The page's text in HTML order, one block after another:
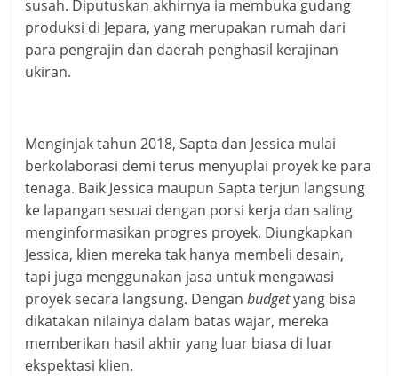
susah. Diputuskan akhirnya ia membuka gudang
produksi di Jepara, yang merupakan rumah dari
para pengrajin dan daerah penghasil kerajinan
ukiran.
Menginjak tahun 2018, Sapta dan Jessica mulai
berkolaborasi demi terus menyuplai proyek ke para
tenaga. Baik Jessica maupun Sapta terjun langsung
ke lapangan sesuai dengan porsi kerja dan saling
menginformasikan progres proyek. Diungkapkan
Jessica, klien mereka tak hanya membeli desain,
tapi juga menggunakan jasa untuk mengawasi
proyek secara langsung. Denganbudgetyang bisa
dikatakan nilainya dalam batas wajar, mereka
memberikan hasil akhir yang luar biasa di luar
ekspektasi klien.